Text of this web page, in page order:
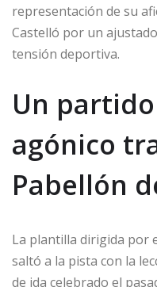
representación de su
Castelló por un
tensión deportiva.
Un
agónico
Pabellón
La plantilla dirigida por
saltó a la pista con la
de ida celebrado el